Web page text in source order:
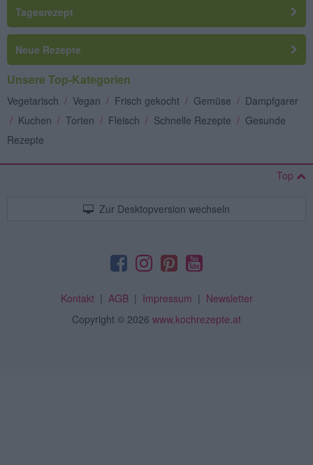
Tagesrezept
Neue Rezepte
Unsere Top-Kategorien
Vegetarisch / Vegan / Frisch gekocht / Gemüse / Dampfgarer
/ Kuchen / Torten / Fleisch / Schnelle Rezepte / Gesunde
Rezepte
Top
Zur Desktopversion wechseln
Kontakt| AGB| Impressum | Newsletter
Copyright © 2026 www.kochrezepte.at